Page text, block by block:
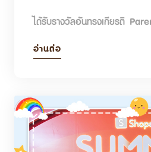
ได้รับรางวัลอันทรงเกียรติ
อ่านต่อ